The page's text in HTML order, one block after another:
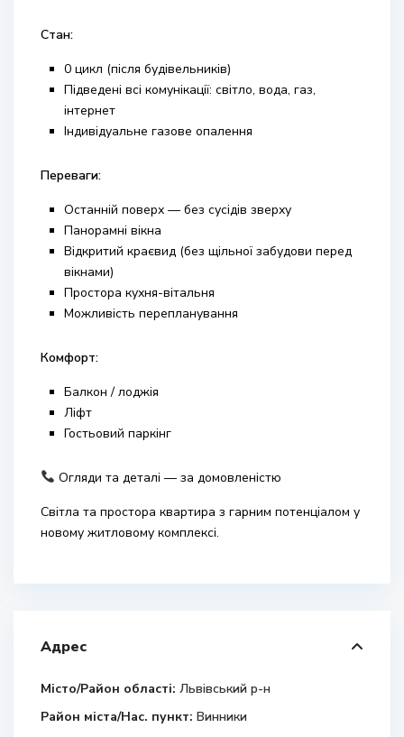
Стан:
0 цикл (після будівельників)
Підведені всі комунікації: світло, вода, газ,
інтернет
Індивідуальне газове опалення
Переваги:
Останній поверх — без сусідів зверху
Панорамні вікна
Відкритий краєвид (без щільної забудови перед
вікнами)
Простора кухня-вітальня
Можливість перепланування
Комфорт:
Балкон / лоджія
Ліфт
Гостьовий паркінг
Огляди та деталі — за домовленістю
Світла та простора квартира з гарним потенціалом у
новому житловому комплексі.
Адрес
Місто/Район області: Львівський р-н
Район міста/Нас. пункт: Винники